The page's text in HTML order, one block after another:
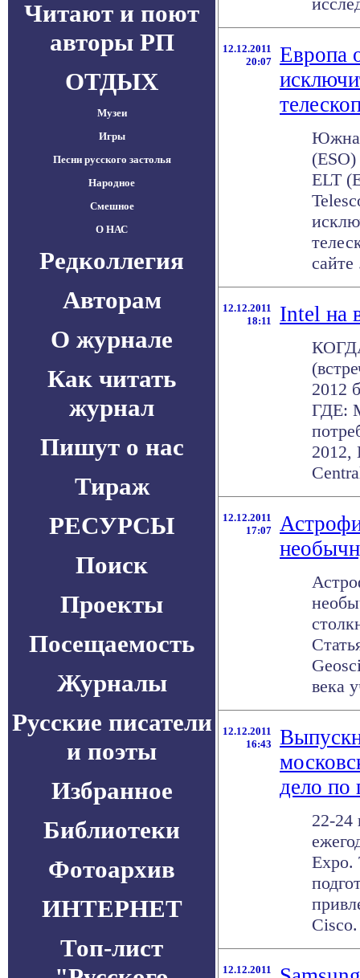
Читают и поют
авторы РП
ОТДЫХ
Музеи
Игры
Песни русского застолья
Народное
Смешное
О НАС
Редколлегия
Авторам
О журнале
Как читать
журнал
Пишут о нас
Тираж
РЕСУРСЫ
Поиск
Проекты
Посещаемость
Журналы
Русские писатели
и поэты
Избранное
Библиотеки
Фотоархив
ИНТЕРНЕТ
Топ-лист
12.12.2011
20:07
Eвропа
ELT
сайте
12.12.2011
18:11
Intel на
2012
ГДЕ:
2012,
12.12.2011
17:07
века
12.12.2011
16:43
дело по
22-24
Expo.
12.12.2011